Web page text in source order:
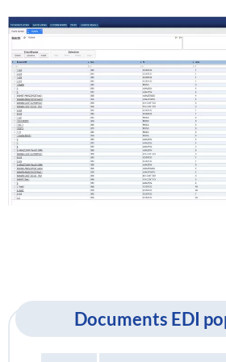
Documents EDI